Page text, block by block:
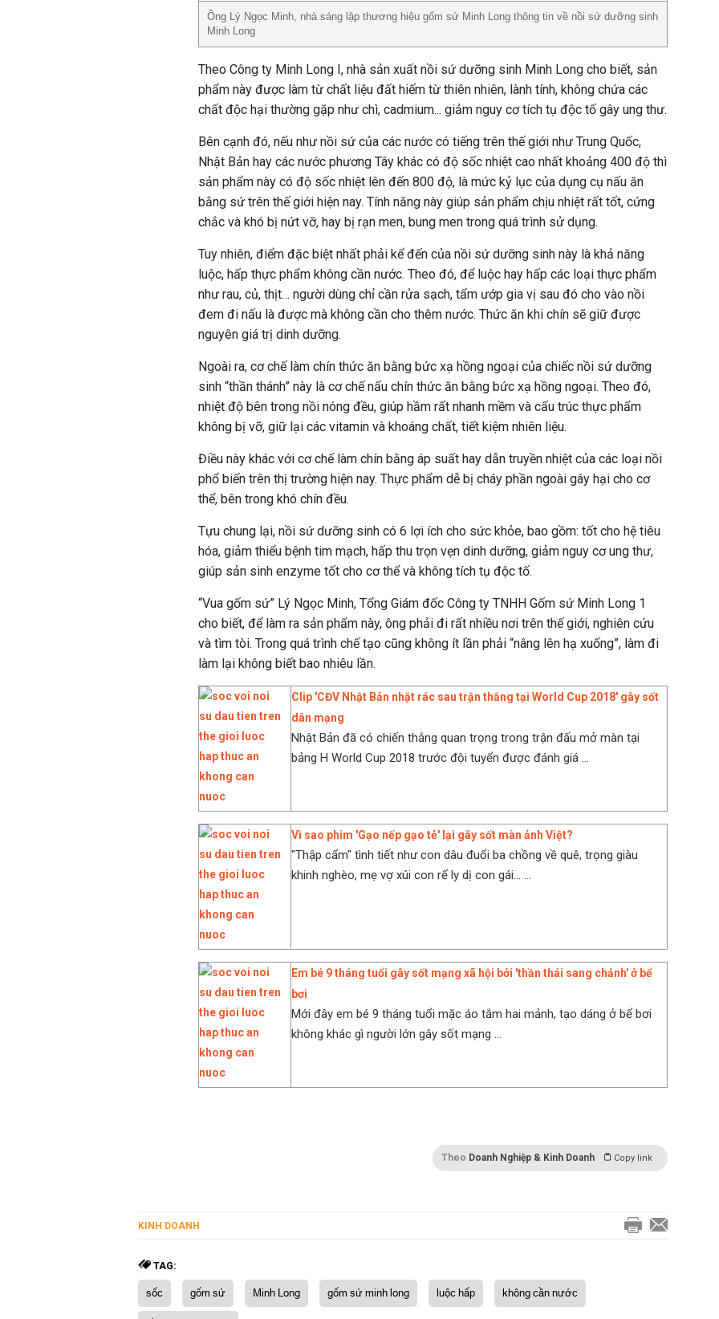
Ông Lý Ngọc Minh, nhà sáng lập thương hiệu gốm sứ Minh Long thông tin về nồi sứ dưỡng sinh
Minh Long
Theo Công ty Minh Long I, nhà sản xuất nồi sứ dưỡng sinh Minh Long cho biết, sản
phẩm này được làm từ chất liệu đất hiếm từ thiên nhiên, lành tính, không chứa các
chất độc hại thường gặp như chì, cadmium... giảm nguy cơ tích tụ độc tố gây ung thư.
Bên cạnh đó, nếu như nồi sứ của các nước có tiếng trên thế giới như Trung Quốc,
Nhật Bản hay các nước phương Tây khác có độ sốc nhiệt cao nhất khoảng 400 độ thì
sản phẩm này có độ sốc nhiệt lên đến 800 độ, là mức kỷ lục của dụng cụ nấu ăn
bằng sứ trên thế giới hiện nay. Tính năng này giúp sản phẩm chịu nhiệt rất tốt, cứng
chắc và khó bị nứt vỡ, hay bị rạn men, bung men trong quá trình sử dụng.
Tuy nhiên, điểm đặc biệt nhất phải kể đến của nồi sứ dưỡng sinh này là khả năng
luộc, hấp thực phẩm không cần nước. Theo đó, để luộc hay hấp các loại thực phẩm
như rau, củ, thịt… người dùng chỉ cần rửa sạch, tẩm ướp gia vị sau đó cho vào nồi
đem đi nấu là được mà không cần cho thêm nước. Thức ăn khi chín sẽ giữ được
nguyên giá trị dinh dưỡng.
Ngoài ra, cơ chế làm chín thức ăn bằng bức xạ hồng ngoại của chiếc nồi sứ dưỡng
sinh “thần thánh” này là cơ chế nấu chín thức ăn bằng bức xạ hồng ngoại. Theo đó,
nhiệt độ bên trong nồi nóng đều, giúp hầm rất nhanh mềm và cấu trúc thực phẩm
không bị vỡ, giữ lại các vitamin và khoáng chất, tiết kiệm nhiên liệu.
Điều này khác với cơ chế làm chín bằng áp suất hay dẫn truyền nhiệt của các loại nồi
phổ biến trên thị trường hiện nay. Thực phẩm dễ bị cháy phần ngoài gây hại cho cơ
thể, bên trong khó chín đều.
Tựu chung lại, nồi sứ dưỡng sinh có 6 lợi ích cho sức khỏe, bao gồm: tốt cho hệ tiêu
hóa, giảm thiểu bệnh tim mạch, hấp thu trọn vẹn dinh dưỡng, giảm nguy cơ ung thư,
giúp sản sinh enzyme tốt cho cơ thể và không tích tụ độc tố.
“Vua gốm sứ” Lý Ngọc Minh, Tổng Giám đốc Công ty TNHH Gốm sứ Minh Long 1
cho biết, để làm ra sản phẩm này, ông phải đi rất nhiều nơi trên thế giới, nghiên cứu
và tìm tòi. Trong quá trình chế tạo cũng không ít lần phải “nâng lên hạ xuống”, làm đi
làm lại không biết bao nhiêu lần.
Clip 'CĐV Nhật Bản nhặt rác sau trận thắng tại World Cup 2018' gây sốt
dân mạng
Nhật Bản đã có chiến thắng quan trọng trong trận đấu mở màn tại
bảng H World Cup 2018 trước đội tuyển được đánh giá ...
Vì sao phim 'Gạo nếp gạo tẻ' lại gây sốt màn ảnh Việt?
"Thập cẩm" tình tiết như con dâu đuổi ba chồng về quê, trọng giàu
khinh nghèo, mẹ vợ xúi con rể ly dị con gái... ...
Em bé 9 tháng tuổi gây sốt mạng xã hội bởi 'thần thái sang chảnh' ở bể
bơi
Mới đây em bé 9 tháng tuổi mặc áo tắm hai mảnh, tạo dáng ở bể bơi
không khác gì người lớn gây sốt mạng ...
Theo Doanh Nghiệp & Kinh Doanh Copy link
KINH DOANH
TAG:
sốc gốm sứ Minh Long gốm sứ minh long luộc hấp
không cần nước